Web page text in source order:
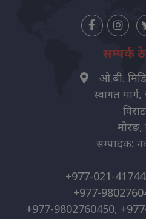
सम्पर्क
ओ.बी.
स्वागत
मोरङ,
सम्पादक:
+977-021-
+977-
+977-9802760450,